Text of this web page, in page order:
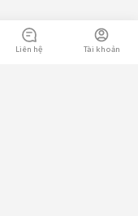
Liên hệ Tài khoản